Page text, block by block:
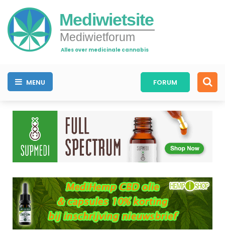
Mediwietsite
Mediwietforum
Alles over medicinale cannabis
MENU FORUM